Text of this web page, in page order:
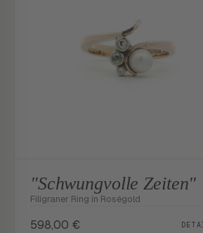
"Schwungvolle Zeiten"
Filigraner Ring in Roségold
598,00 €